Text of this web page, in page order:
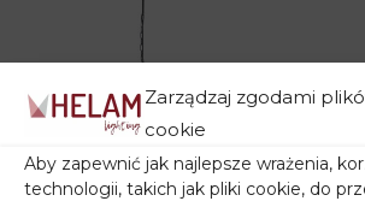
Zarządzaj zgodami
cookie
Aby zapewnić jak najlepsze wrażenia,
technologii, takich jak pliki cookie, do